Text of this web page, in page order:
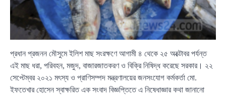
প্রধান প্রজনন মৌসুমে ইলিশ মাছ সংরক্ষণে আগামী ৪ থেকে ২৫ অক্টোবর পর্যন্ত
এই মাছ ধরা, পরিবহন, মজুদ, বাজারজাতকরণ ও বিক্রি নিষিদ্ধ করেছে সরকার। ২২
সেপ্টেম্বর ২০২১ মৎস্য ও প্রাণিসম্পদ মন্ত্রণালয়ের জনসংযোগ কর্মকর্তা মো.
ইফতেখার হোসেন স্বাক্ষরিত এক সংবাদ বিজ্ঞপ্তিতে এ নিষেধাজ্ঞার কথা জানানো